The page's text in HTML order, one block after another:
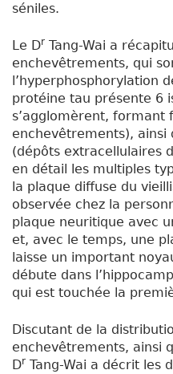
séniles.
Le Dr Tang-Wai a
enchevêtrements, qui
l’hyperphosphorylation
protéine tau présente 6
s’agglomèrent, formant
enchevêtrements), ainsi
(dépôts extracellulaires
en détail les multiples
la plaque diffuse du
observée chez la
plaque neuritique avec
et, avec le temps, une
laisse un important
débute dans
qui est touchée la
Discutant de la
enchevêtrements, ainsi
Dr Tang-Wai a décrit les